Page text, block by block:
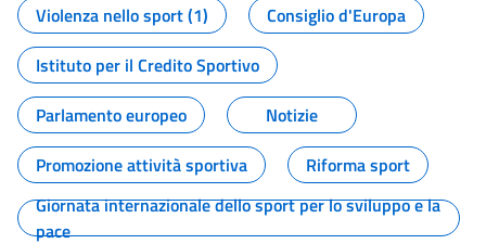
Violenza nello sport (1)
Consiglio d'Europa
Istituto per il Credito Sportivo
Parlamento europeo
Notizie
Promozione attività sportiva
Riforma sport
Giornata internazionale dello sport per lo sviluppo e la
pace